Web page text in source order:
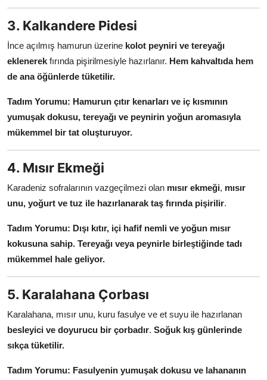
3. Kalkandere Pidesi
İnce açılmış hamurun üzerine kolot peyniri ve tereyağı
eklenerek fırında pişirilmesiyle hazırlanır. Hem kahvaltıda hem
de ana öğünlerde tüketilir.
Tadım Yorumu: Hamurun çıtır kenarları ve iç kısmının
yumuşak dokusu, tereyağı ve peynirin yoğun aromasıyla
mükemmel bir tat oluşturuyor.
4. Mısır Ekmeği
Karadeniz sofralarının vazgeçilmezi olan mısır ekmeği, mısır
unu, yoğurt ve tuz ile hazırlanarak taş fırında pişirilir.
Tadım Yorumu: Dışı kıtır, içi hafif nemli ve yoğun mısır
kokusuna sahip. Tereyağı veya peynirle birleştiğinde tadı
mükemmel hale geliyor.
5. Karalahana Çorbası
Karalahana, mısır unu, kuru fasulye ve et suyu ile hazırlanan
besleyici ve doyurucu bir çorbadır. Soğuk kış günlerinde
sıkça tüketilir.
Tadım Yorumu: Fasulyenin yumuşak dokusu ve lahananın